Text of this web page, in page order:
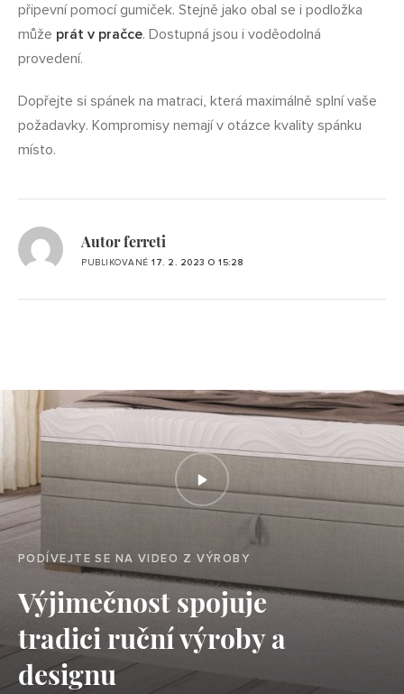
připevní pomocí gumiček. Stejně jako obal se i podložka
může prát v pračce. Dostupná jsou i voděodolná
provedení.
Dopřejte si spánek na matraci, která maximálně splní vaše
požadavky. Kompromisy nemají v otázce kvality spánku
místo.
Autor ferreti
PUBLIKOVANÉ 17. 2. 2023 O 15:28
PODÍVEJTE SE NA VIDEO Z VÝROBY
Výjimečnost spojuje
tradici ruční výroby a
designu